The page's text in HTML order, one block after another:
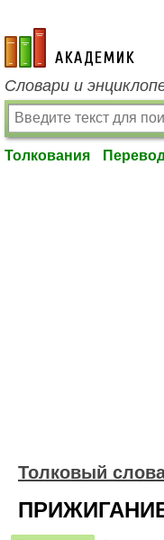
academic.ru
Словари и
Толкования
Толковый